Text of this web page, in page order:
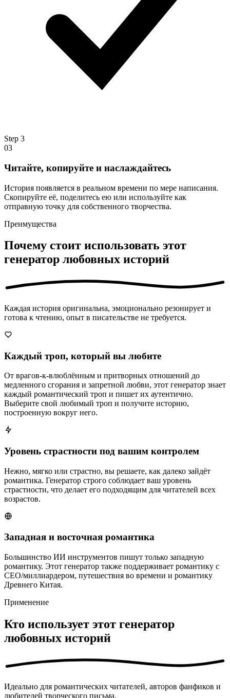
Step 3
03
Читайте, копируйте и наслаждайтесь
История появляется в реальном времени по мере написания.
Скопируйте её, поделитесь ею или используйте как
отправную точку для собственного творчества.
Преимущества
Почему стоит использовать этот
генератор любовных историй
Каждая история оригинальна, эмоционально резонирует и
готова к чтению, опыт в писательстве не требуется.
Каждый троп, который вы любите
От врагов-к-влюблённым и притворных отношений до
медленного сгорания и запретной любви, этот генератор знает
каждый романтический троп и пишет их аутентично.
Выберите свой любимый троп и получите историю,
построенную вокруг него.
Уровень страстности под вашим контролем
Нежно, мягко или страстно, вы решаете, как далеко зайдёт
романтика. Генератор строго соблюдает ваш уровень
страстности, что делает его подходящим для читателей всех
возрастов.
Западная и восточная романтика
Большинство ИИ инструментов пишут только западную
романтику. Этот генератор также поддерживает романтику с
CEO/миллиардером, путешествия во времени и романтику
Древнего Китая.
Применение
Кто использует этот генератор
любовных историй
Идеально для романтических читателей, авторов фанфиков и
любителей творческого письма.